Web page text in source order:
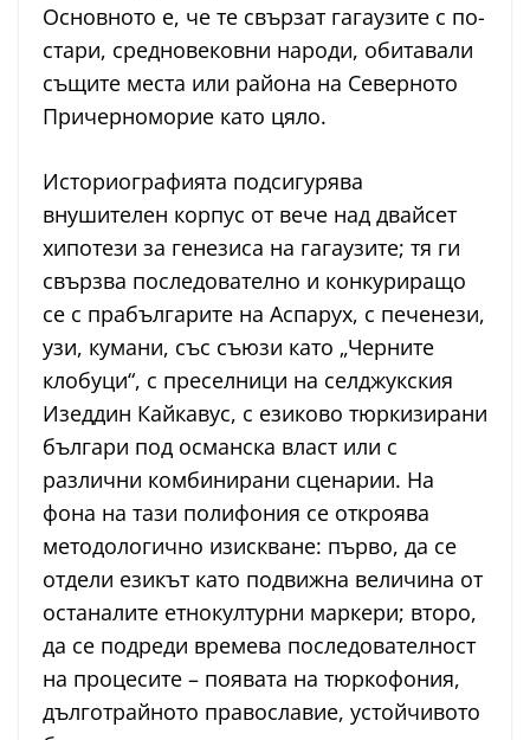
Основното е, че те свързат гагаузите с по-
стари, средновековни народи, обитавали
същите места или района на Северното
Причерноморие като цяло.
Историографията подсигурява
внушителен корпус от вече над двайсет
хипотези за генезиса на гагаузите; тя ги
свързва последователно и конкуриращо
се с прабългарите на Аспарух, с печенези,
узи, кумани, със съюзи като „Черните
клобуци“, с преселници на селджукския
Изеддин Кайкавус, с езиково тюркизирани
българи под османска власт или с
различни комбинирани сценарии. На
фона на тази полифония се откроява
методологично изискване: първо, да се
отдели езикът като подвижна величина от
останалите етнокултурни маркери; второ,
да се подреди времева последователност
на процесите – появата на тюркофония,
дълготрайното православие, устойчивото